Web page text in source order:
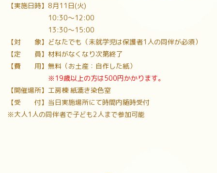
【実施日時】8月11日(火)
10:30〜12:00
13:30～15:00
【対 象】どなたでも（未就学児は保護者1人の同伴が必須）
【定 員】材料がなくなり次第終了
【費 用】無料（お土産：自作した紙）
※19歳以上の方は500円かかります。
【開催場所】工房棟 紙漉き染色室
【受 付】当日実施場所にて時間内随時受付
※大人1人の同伴者で子ども2人まで参加可能